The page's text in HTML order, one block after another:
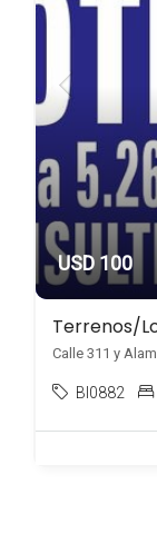
USD 100
Calle 311 y
BI0882